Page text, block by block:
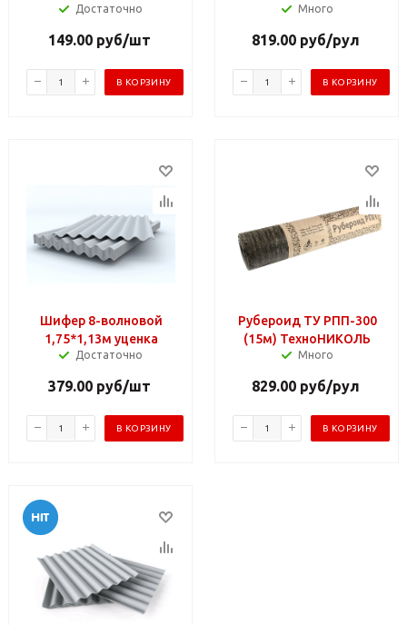
Достаточно
149.00руб/шт
В КОРЗИНУ
Много
819.00руб/рул
В КОРЗИНУ
Шифер 8-волновой
1,75*1,13м уценка
Достаточно
379.00руб/шт
В КОРЗИНУ
Рубероид ТУ РПП-300
(15м) ТехноНИКОЛЬ
Много
829.00руб/рул
В КОРЗИНУ